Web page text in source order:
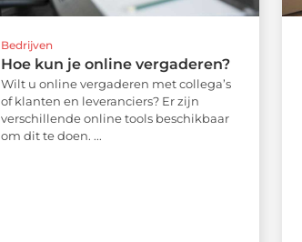
Bedrijven
Hoe kun je online vergaderen?
Wilt u online vergaderen met collega’s
of klanten en leveranciers? Er zijn
verschillende online tools beschikbaar
om dit te doen. ...